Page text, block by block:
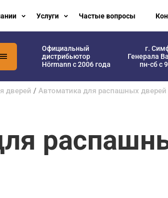
Услуги Частые вопросы
Официальный
дистрибьютор
Hörmann с 2006 года
г.
Генерала
пн-сб с
дверей / Автоматика для распашных дверей